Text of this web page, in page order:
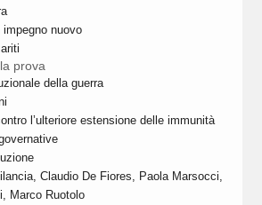
impegno nuovo
prova
della guerra
l’ulteriore estensione delle immunità
Claudio De Fiores, Paola Marsocci,
Marco Ruotolo